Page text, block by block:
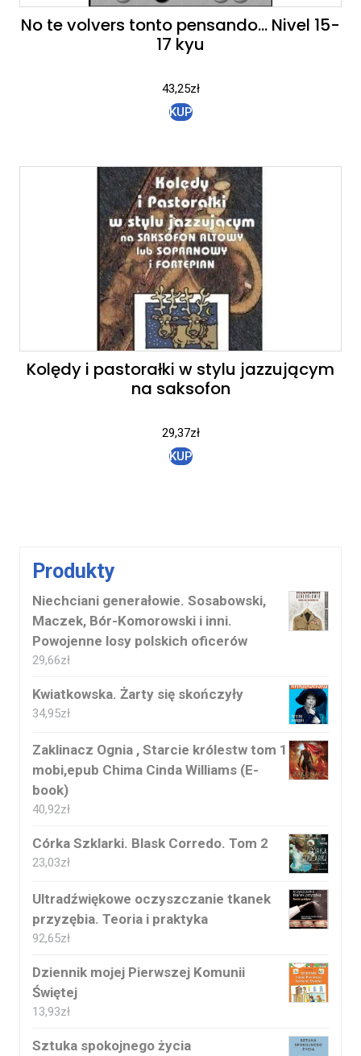
No te volvers tonto pensando… Nivel 15-
17 kyu
43,25zł
KUP
Kolędy i pastorałki w stylu jazzującym
na saksofon
29,37zł
KUP
Produkty
Niechciani generałowie. Sosabowski,
Maczek, Bór-Komorowski i inni.
Powojenne losy polskich oficerów
29,66zł
Kwiatkowska. Żarty się skończyły
34,95zł
Zaklinacz Ognia , Starcie królestw tom 1
mobi,epub Chima Cinda Williams (E-
book)
40,92zł
Córka Szklarki. Blask Corredo. Tom 2
23,03zł
Ultradźwiękowe oczyszczanie tkanek
przyzębia. Teoria i praktyka
92,65zł
Dziennik mojej Pierwszej Komunii
Świętej
13,93zł
Sztuka spokojnego życia